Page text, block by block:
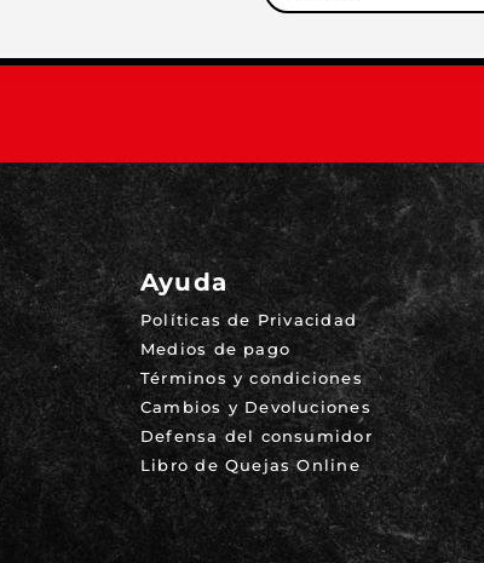
Ayuda
Políticas de Privacidad
Medios de pago
Términos y condiciones
Cambios y Devoluciones
Defensa del consumidor
Libro de Quejas Online